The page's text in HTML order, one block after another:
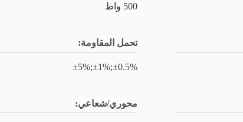
500 واط
تحمل المقاومة:
±0.5%;±1%;±5%
محوري/شعاعي: